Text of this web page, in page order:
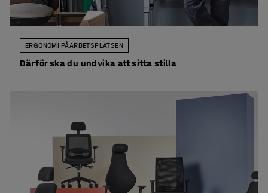
ERGONOMI PÅ ARBETSPLATSEN
Därför ska du undvika att sitta stilla